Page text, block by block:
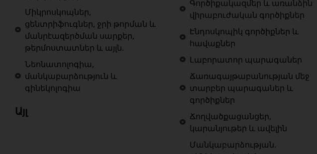
Միկրոսկոպներ,
ցենտրիֆուգներ, ջրի թորման և
մանրէազերծման սարքեր,
թերմոստատներ և այլն.
Նեոնատոլոգիա,
մանկաբարձություն և
գինեկոլոգիա
Այլ
Գործիքակազմեր և առանձին
վիրաբուժական գործիքներ
Էնդոսկոպիկ գործիքներ և
հավաքներ
Լաբորատոր պարագաներ
Ճառագայթաբանության մեջ
տարբեր պարագաներ և
գործիքներ
Ճողվածքացանցեր,
կարանյութեր և ավելին
Մանկաբարձության.